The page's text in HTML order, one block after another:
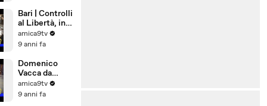
Bari | Controlli
al Libertà, in
via Nicolai una
pistola
amica9tv
9 anni fa
Domenico
Vacca da
Andria a New
York,
amica9tv
9 anni fa